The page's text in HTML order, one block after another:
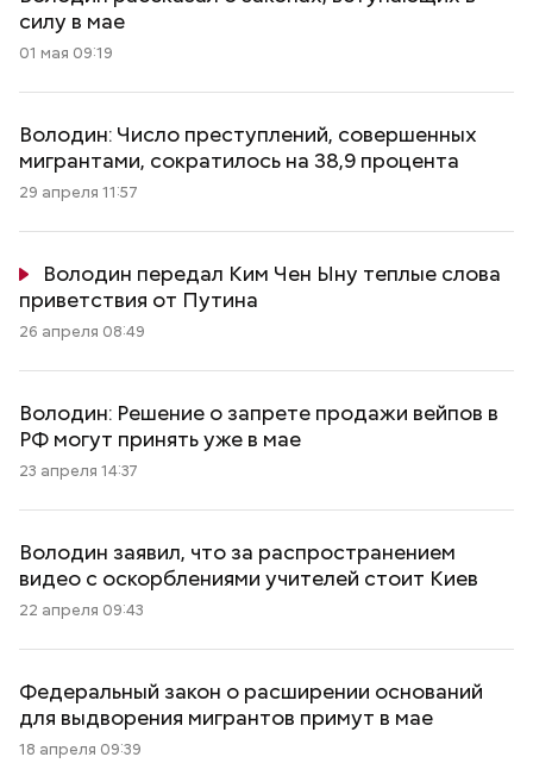
силу в мае
01 мая 09:19
Володин: Число преступлений, совершенных
мигрантами, сократилось на 38,9 процента
29 апреля 11:57
Володин передал Ким Чен Ыну теплые слова
приветствия от Путина
26 апреля 08:49
Володин: Решение о запрете продажи вейпов в
РФ могут принять уже в мае
23 апреля 14:37
Володин заявил, что за распространением
видео с оскорблениями учителей стоит Киев
22 апреля 09:43
Федеральный закон о расширении оснований
для выдворения мигрантов примут в мае
18 апреля 09:39